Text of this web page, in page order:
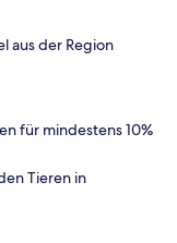
aus der Region
für mindestens 10%
Tieren in